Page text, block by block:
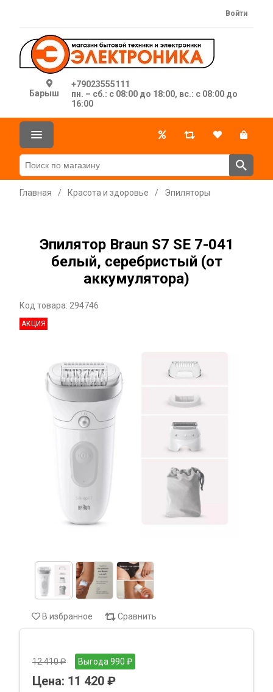
Барыш
+79023555111
пн. – сб.: с 08:00 до 18:00, вс.: с 08:00 до
16:00
Войти
Главная / Красота и здоровье / Эпиляторы
Эпилятор Braun S7 SE 7-041
белый, серебристый (от
аккумулятора)
Код товара: 294746
АКЦИЯ
В избранное Сравнить
12 410 ₽ Выгода 990 ₽
Цена: 11 420 ₽